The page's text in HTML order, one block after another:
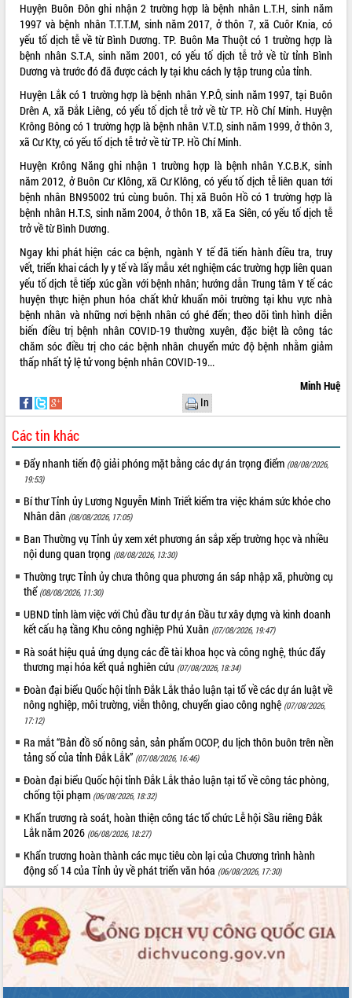
Trailer Lễ hội Sầu riêng Đắk Lắk năm
2026
Khám bệnh, cấp phát thuốc miễn phí
và tặng quà người dân xã Cư Pui
Hội nghị UBND tỉnh Đắk Lắk thường kỳ
tháng 7/2026
Lễ truy tặng danh hiệu “Bà Mẹ Việt
Nam Anh hùng” và trao Huân chương
UBND tỉnh Đắk Lắk triển khai nhiệm
vụ 6 tháng cuối năm 2026
Kỳ họp thứ Hai, Hội đồng nhân dân
tỉnh khóa XI quyết nghị nhiều nội dung
Bí thư Tỉnh ủy Lương Nguyễn Minh
Triết thăm, tặng quà người có công với
cách mạng
Rà soát, hoàn thiện hệ thống thiết chế
văn hóa, thể thao đáp ứng yêu cầu
phát triển mới
Thường trực HĐND tỉnh Đắk Lắk gặp
Minh
Lễ truy điệu và an táng hài cốt liệt sĩ
tại Nghĩa trang Liệt sĩ xã Sơn Hòa
Bàn giải pháp tháo gỡ khó khăn trong
xuất khẩu sầu riêng và triển khai quy
định EUDR
Thứ trưởng Bộ Nông nghiệp và Môi
trường Nguyễn Hoàng Hiệp khảo sát
vùng trồng và doanh nghiệp đóng gói
sầu riêng tại Đắk Lắk
món ăn từ sầu riêng
Đắk Lắk công bố Quy hoạch và xúc
tiến đầu tư tỉnh
Ngành cá ngừ Đắk Lắk chủ động thích
ứng để giữ vững thị trường xuất khẩu
Diễn đàn Kinh tế tư nhân Việt Nam đột
phá cơ chế - Hợp tác công tư
Đề án 06 tạo bước ngoặt đột phá trong
cải cách hành chính tỉnh Đắk Lắk
Kết nối tour, đẩy mạnh chuyển đổi số
để phát triển du lịch Đắk Lắk
Khởi động Dự án Đầu tư xây dựng hạ
tầng kỹ thuật Cụm công nghiệp Tân
Tiến
Gặp mặt các cơ quan báo chí nhân Kỷ
niệm 101 năm Ngày Báo chí Cách
mạng Việt Nam
Đắk Lắk sơ kết 4 năm triển khai thực
Họp báo thông tin về Hội nghị Công bố
Quy hoạch và Xúc tiến đầu tư tỉnh Đắk
Lắk
Khơi thông điểm nghẽn, đẩy nhanh
giải ngân vốn khắc phục thiên tai
ALBUM ẢNH
LIÊN KẾT WEB
THỐNG KÊ TRUY CẬP
Hôm nay:
17424
Tất cả: 66130538
Huyện Buôn Đôn ghi nhận 2 trường hợp là bệnh nhân L.T.H, sinh năm
1997 và bệnh nhân T.T.T.M, sinh năm 2017, ở thôn 7, xã Cuôr Knia, có
yếu tố dịch tễ về từ Bình Dương. TP. Buôn Ma Thuột có 1 trường hợp là
bệnh nhân S.T.A, sinh năm 2001, có yếu tố dịch tễ trở về từ tỉnh Bình
Dương và trước đó đã được cách ly tại khu cách ly tập trung của tỉnh.
Huyện Lắk có 1 trường hợp là bệnh nhân Y.P.Ô, sinh năm 1997, tại Buôn
Drên A, xã Đắk Liêng, có yếu tố dịch tễ trở về từ TP. Hồ Chí Minh. Huyện
Krông Bông có 1 trường hợp là bệnh nhân V.T.D, sinh năm 1999, ở thôn 3,
xã Cư Kty, có yếu tố dịch tễ trở về từ TP. Hồ Chí Minh.
Huyện Krông Năng ghi nhận 1 trường hợp là bệnh nhân Y.C.B.K, sinh
năm 2012, ở Buôn Cư Klông, xã Cư Klông, có yếu tố dịch tễ liên quan tới
bệnh nhân BN95002 trú cùng buôn. Thị xã Buôn Hồ có 1 trường hợp là
bệnh nhân H.T.S, sinh năm 2004, ở thôn 1B, xã Ea Siên, có yếu tố dịch tễ
trở về từ Bình Dương.
Ngay khi phát hiện các ca bệnh, ngành Y tế đã tiến hành điều tra, truy
vết, triển khai cách ly y tế và lấy mẫu xét nghiệm các trường hợp liên quan
yếu tố dịch tễ tiếp xúc gần với bệnh nhân; hướng dẫn Trung tâm Y tế các
huyện thực hiện phun hóa chất khử khuẩn môi trường tại khu vực nhà
bệnh nhân và những nơi bệnh nhân có ghé đến; theo dõi tình hình diễn
biến điều trị bệnh nhân COVID-19 thường xuyên, đặc biệt là công tác
chăm sóc điều trị cho các bệnh nhân chuyển mức độ bệnh nhằm giảm
thấp nhất tỷ lệ tử vong bệnh nhân COVID-19...
Minh Huệ
In
Các tin khác
Đẩy nhanh tiến độ giải phóng mặt bằng các dự án trọng điểm (08/08/2026,
19:53)
Bí thư Tỉnh ủy Lương Nguyễn Minh Triết kiểm tra việc khám sức khỏe cho
Nhân dân (08/08/2026, 17:05)
Ban Thường vụ Tỉnh ủy xem xét phương án sắp xếp trường học và nhiều
nội dung quan trọng (08/08/2026, 13:30)
Thường trực Tỉnh ủy chưa thông qua phương án sáp nhập xã, phường cụ
thể (08/08/2026, 11:30)
UBND tỉnh làm việc với Chủ đầu tư dự án Đầu tư xây dựng và kinh doanh
kết cấu hạ tầng Khu công nghiệp Phú Xuân (07/08/2026, 19:47)
Rà soát hiệu quả ứng dụng các đề tài khoa học và công nghệ, thúc đẩy
thương mại hóa kết quả nghiên cứu (07/08/2026, 18:34)
Đoàn đại biểu Quốc hội tỉnh Đắk Lắk thảo luận tại tổ về các dự án luật về
nông nghiệp, môi trường, viễn thông, chuyển giao công nghệ (07/08/2026,
17:12)
Ra mắt “Bản đồ số nông sản, sản phẩm OCOP, du lịch thôn buôn trên nền
tảng số của tỉnh Đắk Lắk” (07/08/2026, 16:46)
Đoàn đại biểu Quốc hội tỉnh Đắk Lắk thảo luận tại tổ về công tác phòng,
chống tội phạm (06/08/2026, 18:32)
Khẩn trương rà soát, hoàn thiện công tác tổ chức Lễ hội Sầu riêng Đắk
Lắk năm 2026 (06/08/2026, 18:27)
Khẩn trương hoàn thành các mục tiêu còn lại của Chương trình hành
động số 14 của Tỉnh ủy về phát triển văn hóa (06/08/2026, 17:30)